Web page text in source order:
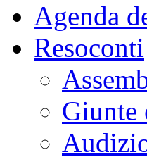
Agenda
Resoconti
Giunte